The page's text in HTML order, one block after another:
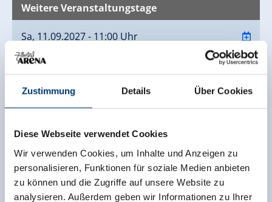
Zustimmung Details Über Cookies
Diese Webseite verwendet Cookies
Wir verwenden Cookies, um Inhalte und Anzeigen zu
personalisieren, Funktionen für soziale Medien anbieten
zu können und die Zugriffe auf unsere Website zu
analysieren. Außerdem geben wir Informationen zu Ihrer
Weitere Veranstaltungstage
Sa, 11.09.2027 - 11:00 Uhr
Kontaktinfo
5742 Wald im Pinzgau
+43 6565 82430
info@wald-koenigsleiten.at
www.wald-koenigsleiten.at